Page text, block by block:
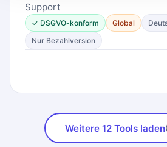
Support
✓ DSGVO-konform Global
Nur Bezahlversion
Weitere 12 Tools laden